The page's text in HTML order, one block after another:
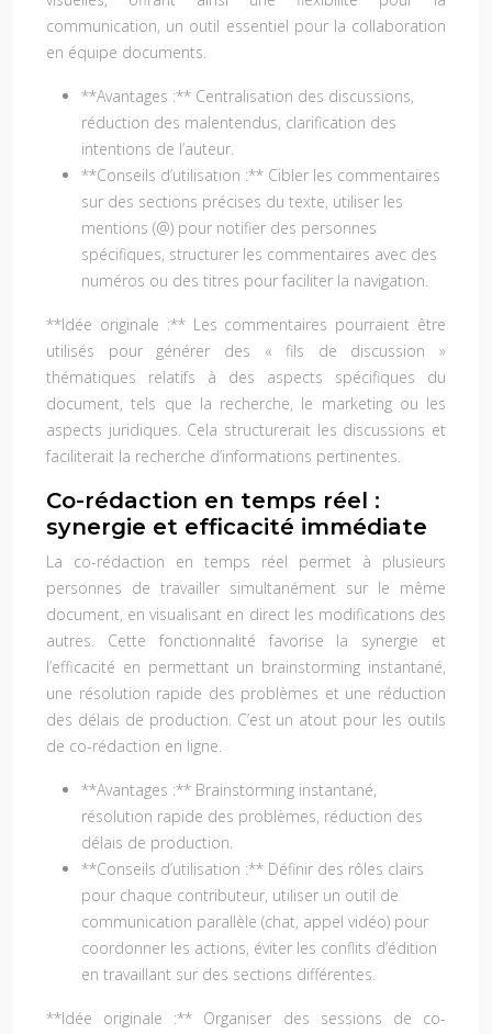
communication, un outil essentiel pour la collaboration
en équipe documents.
**Avantages :** Centralisation des discussions,
réduction des malentendus, clarification des
intentions de l’auteur.
**Conseils d’utilisation :** Cibler les commentaires
sur des sections précises du texte, utiliser les
mentions (@) pour notifier des personnes
spécifiques, structurer les commentaires avec des
numéros ou des titres pour faciliter la navigation.
**Idée originale :** Les commentaires pourraient être
utilisés pour générer des « fils de discussion »
thématiques relatifs à des aspects spécifiques du
document, tels que la recherche, le marketing ou les
aspects juridiques. Cela structurerait les discussions et
faciliterait la recherche d’informations pertinentes.
Co-rédaction en temps réel :
synergie et efficacité immédiate
La co-rédaction en temps réel permet à plusieurs
personnes de travailler simultanément sur le même
document, en visualisant en direct les modifications des
autres. Cette fonctionnalité favorise la synergie et
l’efficacité en permettant un brainstorming instantané,
une résolution rapide des problèmes et une réduction
des délais de production. C’est un atout pour les outils
de co-rédaction en ligne.
**Avantages :** Brainstorming instantané,
résolution rapide des problèmes, réduction des
délais de production.
**Conseils d’utilisation :** Définir des rôles clairs
pour chaque contributeur, utiliser un outil de
communication parallèle (chat, appel vidéo) pour
coordonner les actions, éviter les conflits d’édition
en travaillant sur des sections différentes.
**Idée originale :** Organiser des sessions de co-